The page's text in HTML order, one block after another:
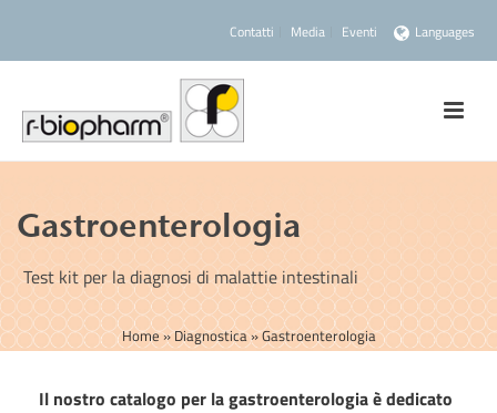
Contatti Media Eventi Languages
Gastroenterologia
Test kit per la diagnosi di malattie intestinali
Home»Diagnostica»Gastroenterologia
Il nostro catalogo per la gastroenterologia è dedicato